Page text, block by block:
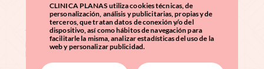
CLINICA PLANAS utiliza cookies técnicas, de
personalización, análisis y publicitarias, propias y de
terceros, que tratan datos de conexión y/o del
dispositivo, así como hábitos de navegación para
facilitarle la misma, analizar estadísticas del uso de la
web y personalizar publicidad.